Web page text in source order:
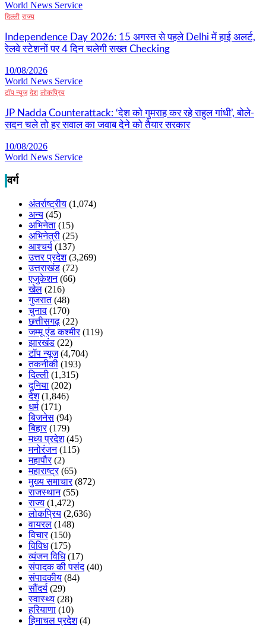
World News Service
दिल्ली राज्य
Independence Day 2026: 15 अगस्त से पहले Delhi में हाई अलर्ट,
रेलवे स्टेशनों पर 4 दिन चलेगी सख्त Checking
10/08/2026
World News Service
टॉप न्यूज देश लोकप्रिय
JP Nadda Counterattack: ‘देश को गुमराह कर रहे राहुल गांधी’, बोले-
सदन चले तो हर सवाल का जवाब देने को तैयार सरकार
10/08/2026
World News Service
वर्ग
अंतर्राष्ट्रीय (1,074)
अन्य (45)
अभिनेता (15)
अभिनेत्री (25)
आश्चर्य (137)
उत्तर प्रदेश(3,269)
उत्तराखंड (72)
एजुकेशन(66)
खेल (216)
गुजरात(48)
चुनाव (170)
छत्तीसगढ़ (22)
जम्मू एंड कश्मीर(119)
झारखंड (22)
टॉप न्यूज(4,704)
तकनीकी (193)
दिल्ली (1,315)
दुनिया (202)
देश(1,846)
धर्म(171)
बिजनेस (94)
बिहार(179)
मध्य प्रदेश(45)
मनोरंजन(115)
महापौर(2)
महाराष्ट्र(65)
मुख्य समाचार(872)
राजस्थान(55)
राज्य (1,472)
लोकप्रिय (2,636)
वायरल (148)
विचार(150)
विविध(175)
व्यंजन विधि(17)
संपादक की पसंद(40)
संपादकीय (84)
सौंदर्य (29)
स्वास्थ्य (28)
हरियाणा (10)
हिमाचल प्रदेश(4)